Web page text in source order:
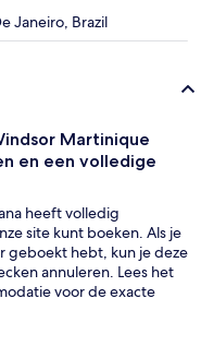
Janeiro, Brazil
Martinique
en een volledige
heeft volledig
site kunt boeken. Als je
geboekt hebt, kun je deze
annuleren. Lees het
voor de exacte